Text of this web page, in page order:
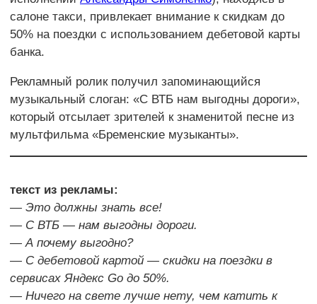
салоне такси, привлекает внимание к скидкам до
50% на поездки с использованием дебетовой карты
банка.
Рекламный ролик получил запоминающийся
музыкальный слоган: «С ВТБ нам выгодны дороги»,
который отсылает зрителей к знаменитой песне из
мультфильма «Бременские музыканты».
текст из рекламы:
— Это должны знать все!
— С ВТБ — нам выгодны дороги.
— А почему выгодно?
— С дебетовой картой — скидки на поездки в
сервисах Яндекс Go до 50%.
— Ничего на свете лучше нету, чем катить к